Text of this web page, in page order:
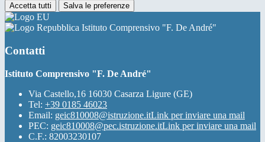
Accetta tutti Salva le preferenze
Istituto Comprensivo "F. De André"
Contatti
Istituto Comprensivo "F. De André"
Via Castello,16 16030 Casarza Ligure (GE)
Tel: +39 0185 46023
Email: geic810008@istruzione.itLink per inviare una mail
PEC: geic810008@pec.istruzione.itLink per inviare una mail
C.F.: 82003230107